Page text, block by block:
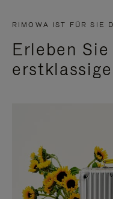
RIMOWA IST FÜR SIE
Erleben